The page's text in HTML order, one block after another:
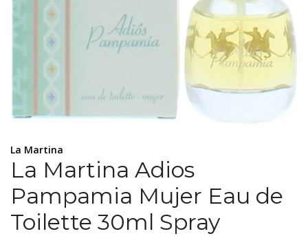
La Martina
La Martina Adios
Pampamia Mujer Eau de
Toilette 30ml Spray